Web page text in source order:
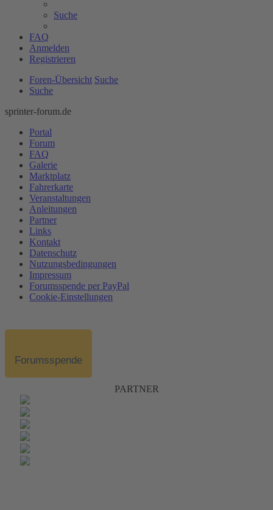
Suche
FAQ
Anmelden
Registrieren
Foren-Übersicht Suche
Suche
sprinter-forum.de
Portal
Forum
FAQ
Galerie
Marktplatz
Fahrerkarte
Veranstaltungen
Anleitungen
Partner
Links
Kontakt
Datenschutz
Nutzungsbedingungen
Impressum
Forumsspende per PayPal
Cookie-Einstellungen
Forumsspende
PARTNER